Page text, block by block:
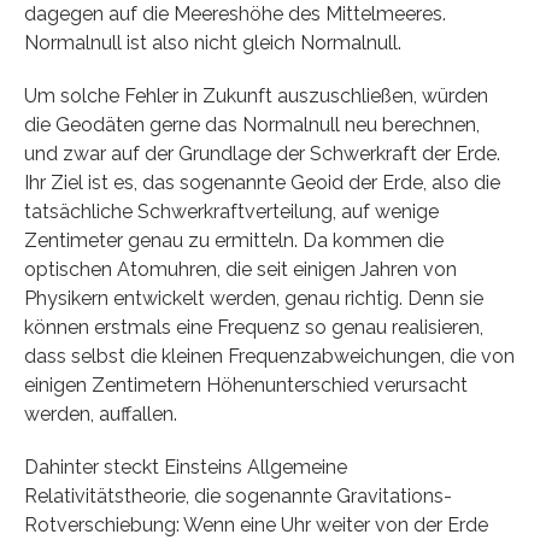
dagegen auf die Meereshöhe des Mittelmeeres.
Normalnull ist also nicht gleich Normalnull.
Um solche Fehler in Zukunft auszuschließen, würden
die Geodäten gerne das Normalnull neu berechnen,
und zwar auf der Grundlage der Schwerkraft der Erde.
Ihr Ziel ist es, das sogenannte Geoid der Erde, also die
tatsächliche Schwerkraftverteilung, auf wenige
Zentimeter genau zu ermitteln. Da kommen die
optischen Atomuhren, die seit einigen Jahren von
Physikern entwickelt werden, genau richtig. Denn sie
können erstmals eine Frequenz so genau realisieren,
dass selbst die kleinen Frequenzabweichungen, die von
einigen Zentimetern Höhenunterschied verursacht
werden, auffallen.
Dahinter steckt Einsteins Allgemeine
Relativitätstheorie, die sogenannte Gravitations-
Rotverschiebung: Wenn eine Uhr weiter von der Erde